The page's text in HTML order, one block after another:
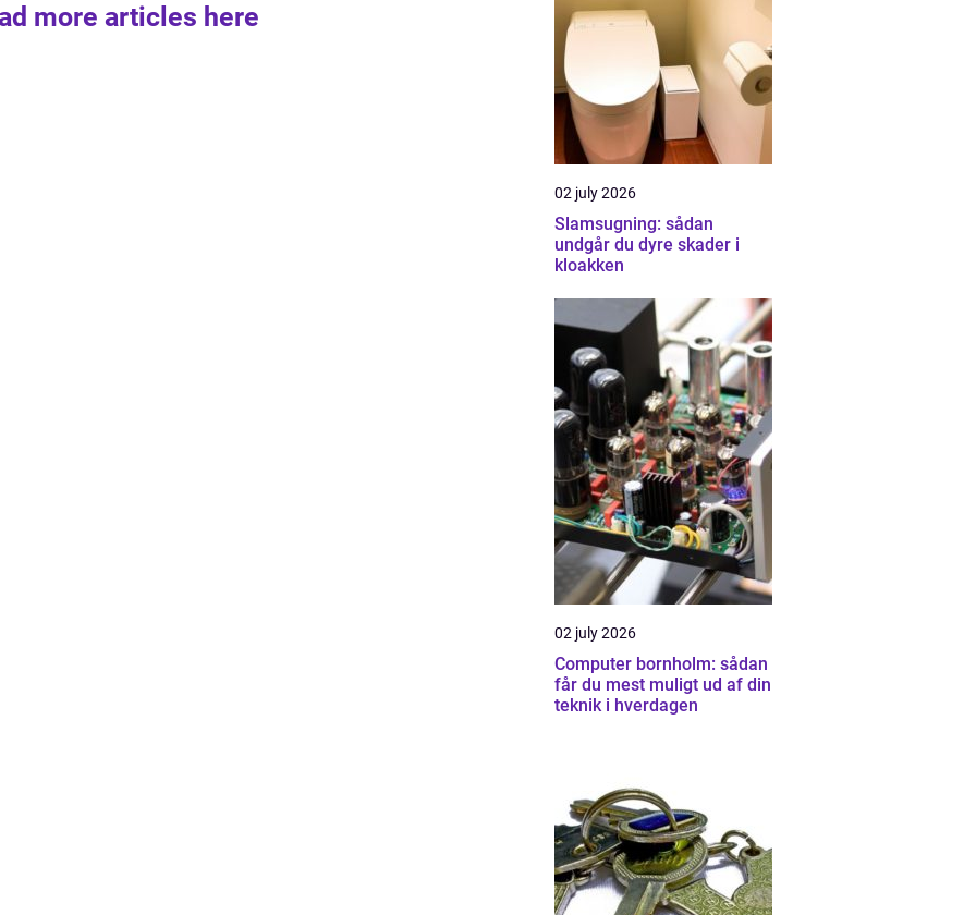
more articles here
02 july 2026
Slamsugning: sådan
undgår du dyre skader i
kloakken
02 july 2026
Computer bornholm: sådan
får du mest muligt ud af din
teknik i hverdagen